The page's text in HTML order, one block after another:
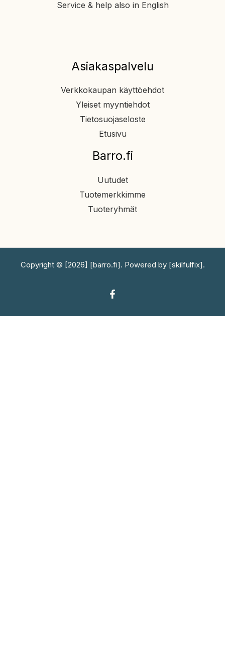
Service & help also in English
Asiakaspalvelu
Verkkokaupan käyttöehdot
Yleiset myyntiehdot
Tietosuojaseloste
Etusivu
Barro.fi
Uutudet
Tuotemerkkimme
Tuoteryhmät
Copyright © [2026] [barro.fi]. Powered by [skilfulfix].